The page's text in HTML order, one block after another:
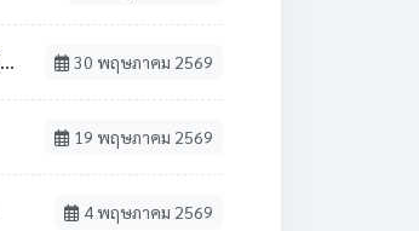
30 พฤษภาคม 2569
19 พฤษภาคม 2569
4 พฤษภาคม 2569